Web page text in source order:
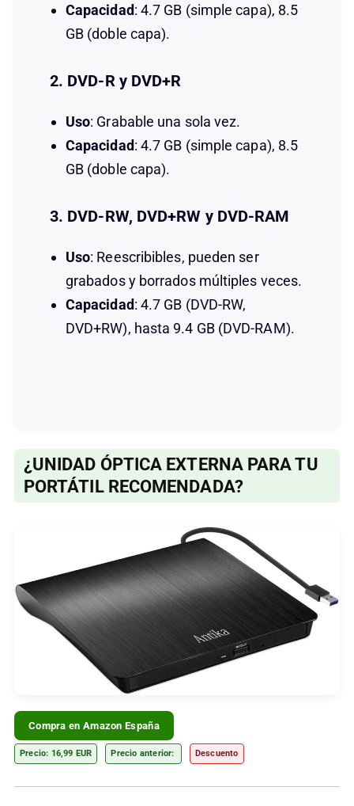
Capacidad: 4.7 GB (simple capa), 8.5
GB (doble capa).
2. DVD-R y DVD+R
Uso: Grabable una sola vez.
Capacidad: 4.7 GB (simple capa), 8.5
GB (doble capa).
3. DVD-RW, DVD+RW y DVD-RAM
Uso: Reescribibles, pueden ser
grabados y borrados múltiples veces.
Capacidad: 4.7 GB (DVD-RW,
DVD+RW), hasta 9.4 GB (DVD-RAM).
¿UNIDAD ÓPTICA EXTERNA PARA TU
PORTÁTIL RECOMENDADA?
Compra en Amazon España
Precio: 16,99 EUR Precio anterior: Descuento